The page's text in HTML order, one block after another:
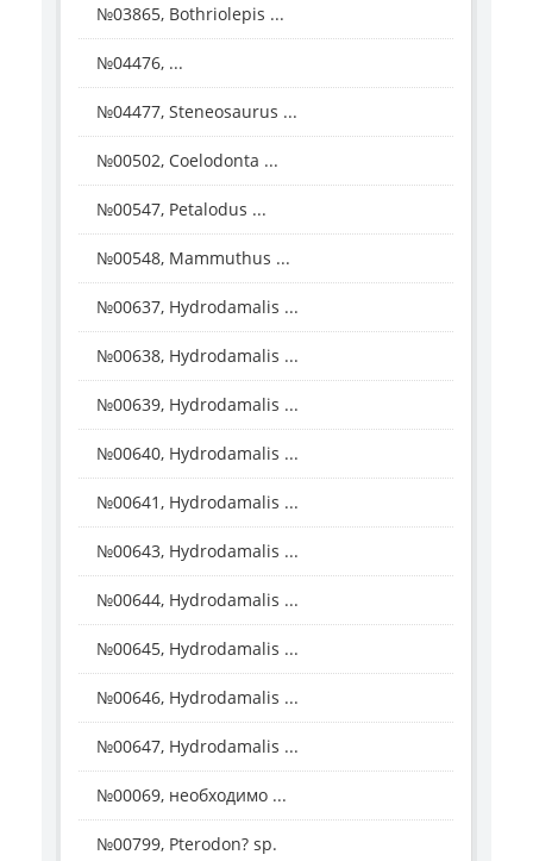
№03865, Bothriolepis ...
№04476, ...
№04477, Steneosaurus ...
№00502, Coelodonta ...
№00547, Petalodus ...
№00548, Mammuthus ...
№00637, Hydrodamalis ...
№00638, Hydrodamalis ...
№00639, Hydrodamalis ...
№00640, Hydrodamalis ...
№00641, Hydrodamalis ...
№00643, Hydrodamalis ...
№00644, Hydrodamalis ...
№00645, Hydrodamalis ...
№00646, Hydrodamalis ...
№00647, Hydrodamalis ...
№00069, необходимо ...
№00799, Pterodon? sp.